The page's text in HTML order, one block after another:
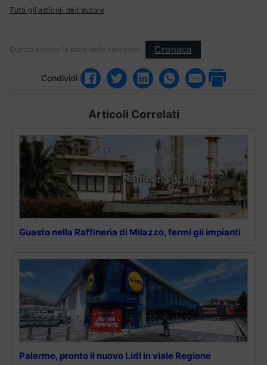
Tutti gli articoli dell'autore
Questo articolo fa parte delle categorie: Cronaca
Condividi
Articoli Correlati
Guasto nella Raffineria di Milazzo, fermi gli impianti
Palermo, pronto il nuovo Lidl in viale Regione